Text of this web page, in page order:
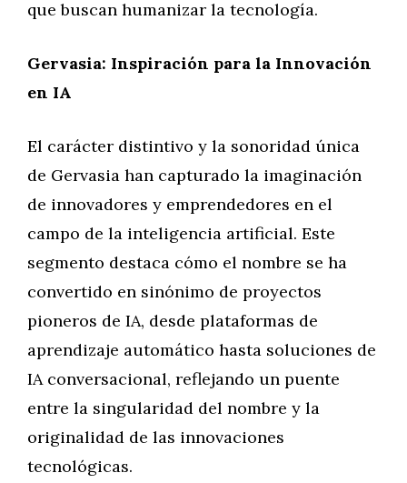
que buscan humanizar la tecnología.
Gervasia: Inspiración para la Innovación
en IA
El carácter distintivo y la sonoridad única
de Gervasia han capturado la imaginación
de innovadores y emprendedores en el
campo de la inteligencia artificial. Este
segmento destaca cómo el nombre se ha
convertido en sinónimo de proyectos
pioneros de IA, desde plataformas de
aprendizaje automático hasta soluciones de
IA conversacional, reflejando un puente
entre la singularidad del nombre y la
originalidad de las innovaciones
tecnológicas.